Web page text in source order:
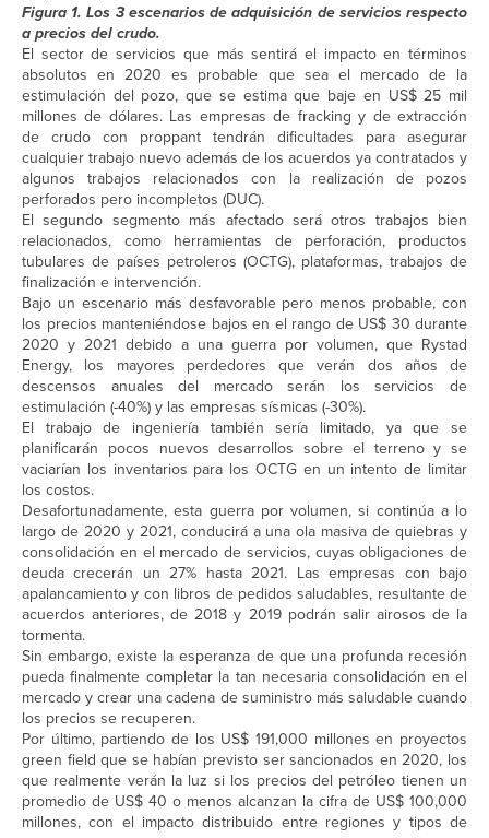
Figura 1. Los 3 escenarios de adquisición de servicios respecto
a precios del crudo.
El sector de servicios que más sentirá el impacto en términos
absolutos en 2020 es probable que sea el mercado de la
estimulación del pozo, que se estima que baje en US$ 25 mil
millones de dólares. Las empresas de fracking y de extracción
de crudo con proppant tendrán dificultades para asegurar
cualquier trabajo nuevo además de los acuerdos ya contratados y
algunos trabajos relacionados con la realización de pozos
perforados pero incompletos (DUC).
El segundo segmento más afectado será otros trabajos bien
relacionados, como herramientas de perforación, productos
tubulares de países petroleros (OCTG), plataformas, trabajos de
finalización e intervención.
Bajo un escenario más desfavorable pero menos probable, con
los precios manteniéndose bajos en el rango de US$ 30 durante
2020 y 2021 debido a una guerra por volumen, que Rystad
Energy, los mayores perdedores que verán dos años de
descensos anuales del mercado serán los servicios de
estimulación (-40%) y las empresas sísmicas (-30%).
El trabajo de ingeniería también sería limitado, ya que se
planificarán pocos nuevos desarrollos sobre el terreno y se
vaciarían los inventarios para los OCTG en un intento de limitar
los costos.
Desafortunadamente, esta guerra por volumen, si continúa a lo
largo de 2020 y 2021, conducirá a una ola masiva de quiebras y
consolidación en el mercado de servicios, cuyas obligaciones de
deuda crecerán un 27% hasta 2021. Las empresas con bajo
apalancamiento y con libros de pedidos saludables, resultante de
acuerdos anteriores, de 2018 y 2019 podrán salir airosos de la
tormenta.
Sin embargo, existe la esperanza de que una profunda recesión
pueda finalmente completar la tan necesaria consolidación en el
mercado y crear una cadena de suministro más saludable cuando
los precios se recuperen.
Por último, partiendo de los US$ 191,000 millones en proyectos
green field que se habían previsto ser sancionados en 2020, los
que realmente verán la luz si los precios del petróleo tienen un
promedio de US$ 40 o menos alcanzan la cifra de US$ 100,000
millones, con el impacto distribuido entre regiones y tipos de